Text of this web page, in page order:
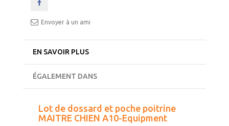
Envoyer à un ami
EN SAVOIR PLUS
ÉGALEMENT DANS
Lot de dossard et poche poitrine
MAITRE CHIEN A10-Equipment